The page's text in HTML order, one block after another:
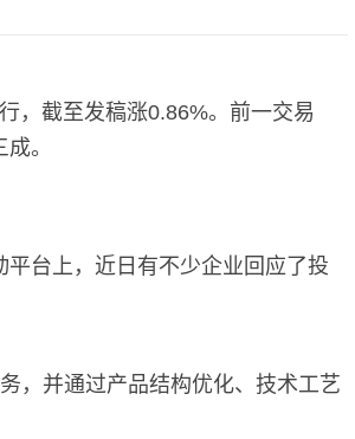
截至发稿涨0.86%。前一交易
。
台上，近日有不少企业回应了投
并通过产品结构优化、技术工艺